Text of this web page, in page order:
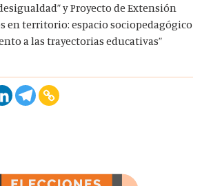
y Proyecto de Extensión
en territorio: espacio sociopedagógico
a las trayectorias educativas”